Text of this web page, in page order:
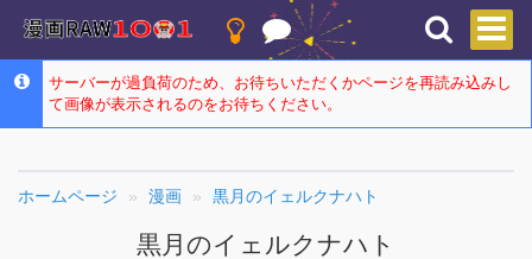
サーバーが過負荷のため、お待ちいただくかページを再読み込みし
て画像が表示されるのをお待ちください。
ホームページ 漫画 黒月のイェルクナハト
黒月のイェルクナハト